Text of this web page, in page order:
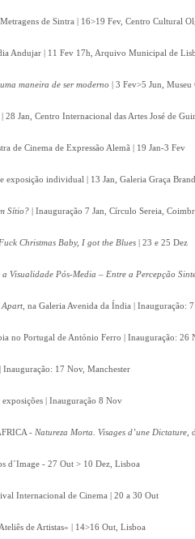
de Sintra | 16>19 Fev, Centro Cultural
Andujar | 11 Fev 17h, Arquivo Municipal de
maneira de ser moderno | 3 Fev>5 Jun,
28 Jan, Centro Internacional das Artes José de
de Cinema de Expressão Alemã | 19 Jan-3 Fev
e exposição individual | 13 Jan, Galeria Graça
Sítio? | Inauguração 7 Jan, Círculo Sereia,
Fuck Christmas Baby, I got the Blues | 23 e 25 Dez
Visualidade Pós-Media – Entre a Percepção
Apart , na Galeria Avenida da Índia | Inauguração:
no Portugal de António Ferro | Inauguração: 26
| Inauguração: 17 Nov, Manchester
| Inauguração 8 Nov
- Natureza Morta. Visages d’une Dictature
d´Image - 27 Out > 10 Dez, Lisboa
Internacional de Cinema | 20 a 30 Out
de Artistas» | 14>16 Out, Lisboa